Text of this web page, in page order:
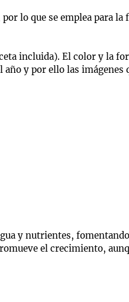
lo que se emplea para
incluida). El color y la
y por ello las
y nutrientes,
el crecimiento,